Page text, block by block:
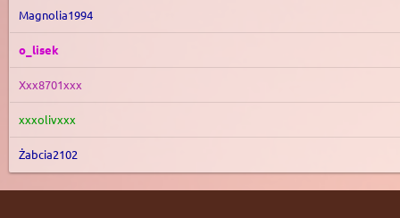
Magnolia1994
o_lisek
Xxx8701xxx
xxxolivxxx
Żabcia2102